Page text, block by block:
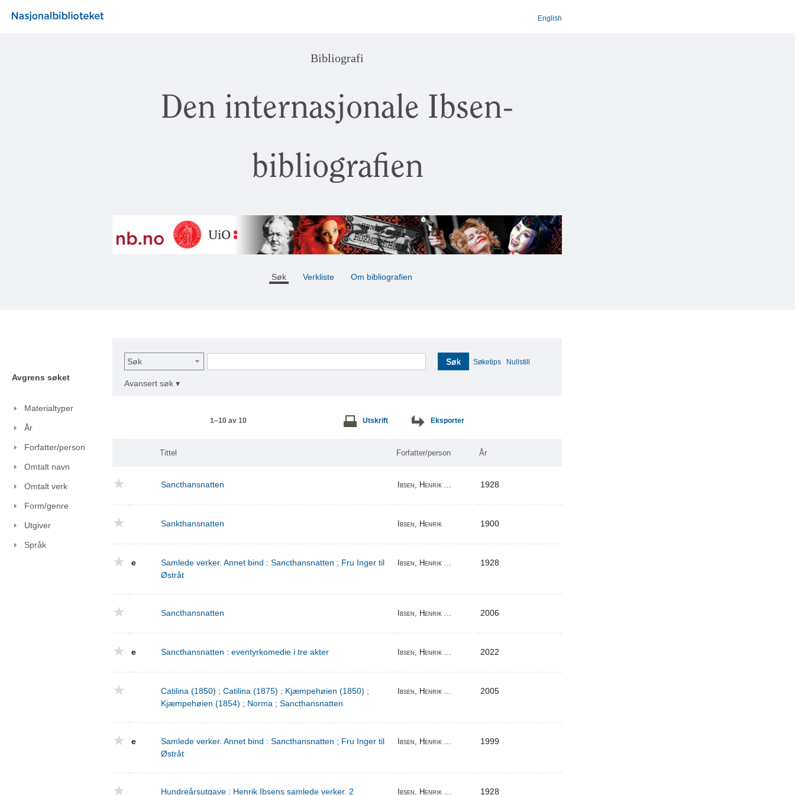
English
Bibliografi
Den internasjonale Ibsen-
bibliografien
Søk Verkliste Om bibliografien
Avgrens søket
Materialtyper
År
Forfatter/person
Omtalt navn
Omtalt verk
Form/genre
Utgiver
Språk
Søk Søk Søketips Nullstill
Avansert søk ▾
1–10 av 10 Utskrift Eksporter
Tittel Forfatter/person År
Sancthansnatten Ibsen, Henrik ... 1928
Sankthansnatten Ibsen, Henrik 1900
e
Samlede verker. Annet bind : Sancthansnatten ; Fru Inger til
Østråt
Ibsen, Henrik ... 1928
Sancthansnatten Ibsen, Henrik ... 2006
e Sancthansnatten : eventyrkomedie i tre akter Ibsen, Henrik ... 2022
Catilina (1850) ; Catilina (1875) ; Kjæmpehøien (1850) ;
Kjæmpehøien (1854) ; Norma ; Sancthansnatten
Ibsen, Henrik ... 2005
e
Samlede verker. Annet bind : Sancthansnatten ; Fru Inger til
Østråt
Ibsen, Henrik ... 1999
Hundreårsutgave : Henrik Ibsens samlede verker. 2 Ibsen, Henrik ... 1928